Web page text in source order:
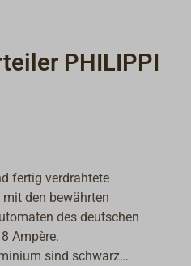
PHILIPPI
fertig verdrahtete
den bewährten
des deutschen
Ampère.
sind schwarz